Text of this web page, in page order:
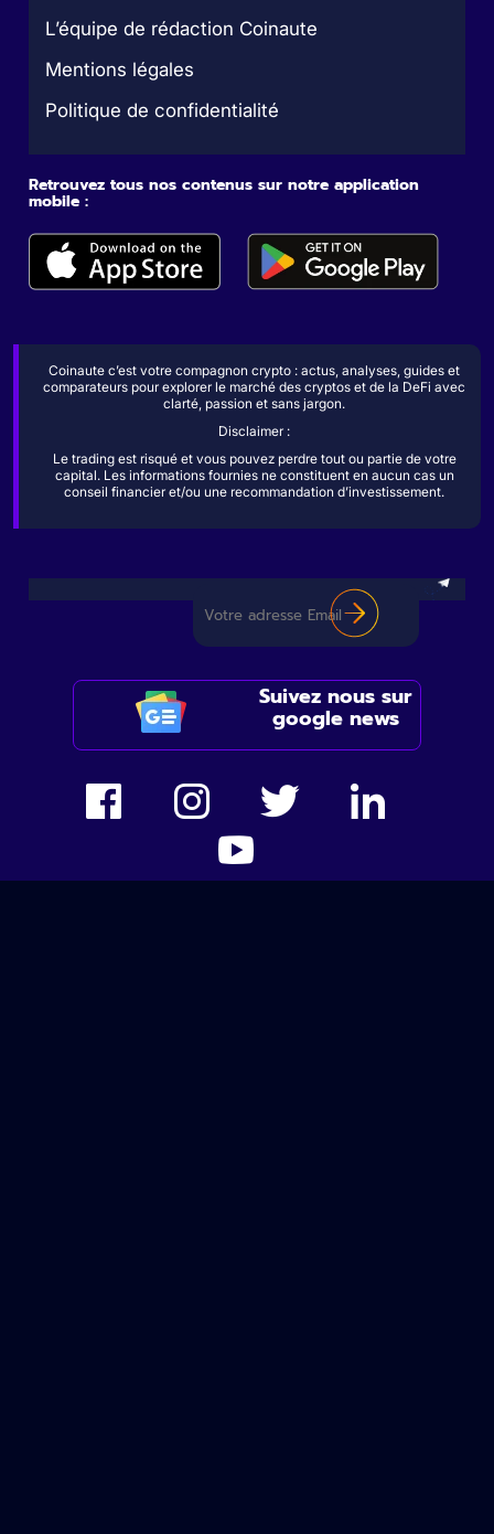
L’équipe de rédaction Coinaute
Mentions légales
Politique de confidentialité
Retrouvez tous nos contenus sur notre application
mobile :
Coinaute c’est votre compagnon crypto : actus, analyses, guides et
comparateurs pour explorer le marché des cryptos et de la DeFi avec
clarté, passion et sans jargon.
Disclaimer :
Le trading est risqué et vous pouvez perdre tout ou partie de votre
capital. Les informations fournies ne constituent en aucun cas un
conseil financier et/ou une recommandation d’investissement.
Suivez nous sur
google news